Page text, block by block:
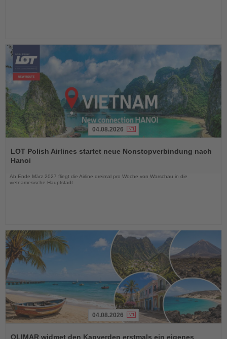
Sie
die
04.08.2026
LOT Polish Airlines startet neue Nonstopverbindung nach
Hanoi
Ab Ende März 2027 fliegt die Airline dreimal pro Woche von Warschau in die
vietnamesische Hauptstadt
Sie
04.08.2026
OLIMAR widmet den Kapverden erstmals ein eigenes